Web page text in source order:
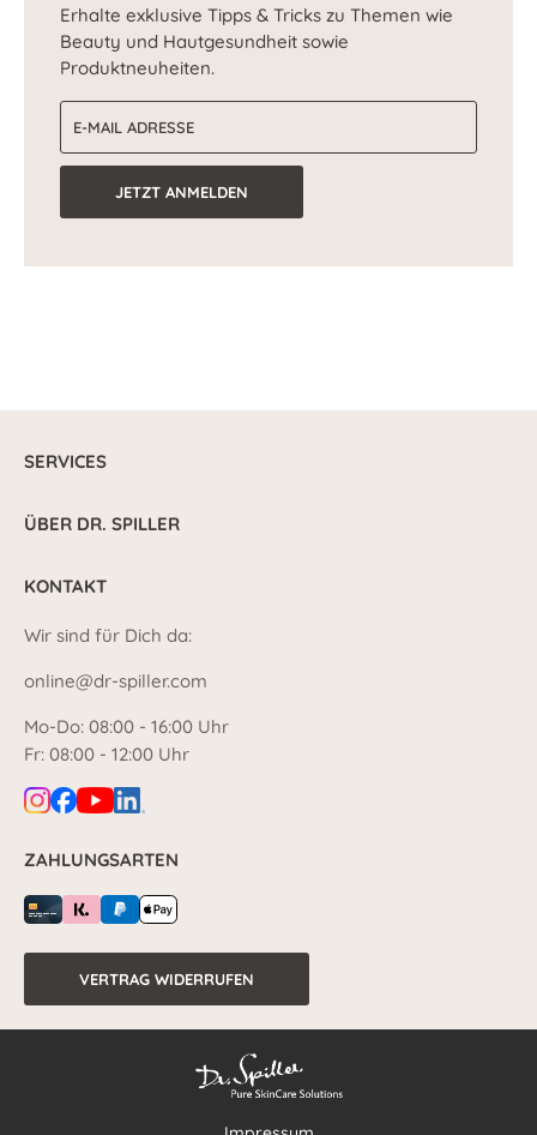
Erhalte exklusive Tipps & Tricks zu Themen wie
Beauty und Hautgesundheit sowie
Produktneuheiten.
JETZT ANMELDEN
SERVICES
ÜBER DR. SPILLER
KONTAKT
Wir sind für Dich da:
online@dr-spiller.com
Mo-Do: 08:00 - 16:00 Uhr
Fr: 08:00 - 12:00 Uhr
ZAHLUNGSARTEN
VERTRAG WIDERRUFEN